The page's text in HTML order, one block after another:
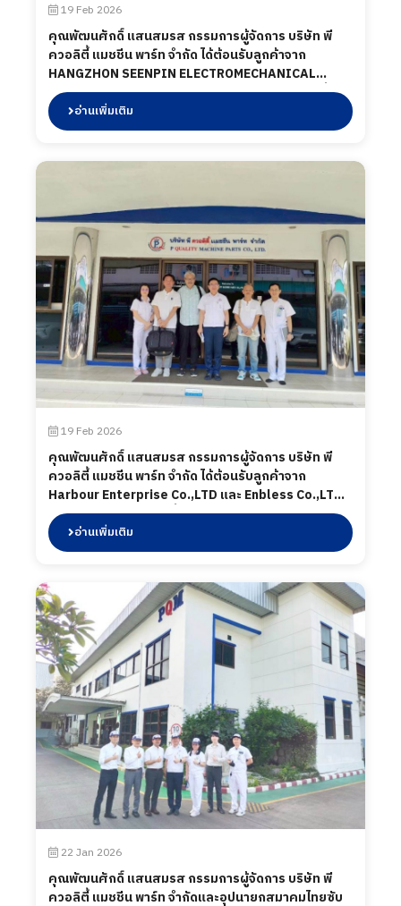
19 Feb 2026
คุณพัฒนศักดิ์ แสนสมรส กรรมการผู้จัดการ บริษัท พี
ควอลิตี้ แมชชีน พาร์ท จำกัด ได้ต้อนรับลูกค้าจาก
HANGZHON SEENPIN ELECTROMECHANICAL
TRANSMISSION Co.,LTD โดยทางบริษัท พี ควอลิตี้
แมชชีน พาร์ท จำกัด ได้นำเสนอผลิตภัณฑ์ต่าง ๆ รวมถึง
การเข้าเยี่ยมชมกระบวนการผลิตในส่วนของโรงงาน และ
อ่านเพิ่มเติม
19 Feb 2026
คุณพัฒนศักดิ์ แสนสมรส กรรมการผู้จัดการ บริษัท พี
ควอลิตี้ แมชชีน พาร์ท จำกัด ได้ต้อนรับลูกค้าจาก
Harbour Enterprise Co.,LTD และ Enbless Co.,LTD
โดยทางบริษัท พี ควอลิตี้ แมชชีน พาร์ท จำกัด ได้นำเสนอ
ผลิตภัณฑ์ต่าง ๆ รวมถึงการเข้าเยี่ยมชมกระบวนการผลิต
ในส่วนของโรงงาน และห้องปฏิบัติการทดสอบ เมื่อวันที่
อ่านเพิ่มเติม
22 Jan 2026
คุณพัฒนศักดิ์ แสนสมรส กรรมการผู้จัดการ บริษัท พี
ควอลิตี้ แมชชีน พาร์ท จำกัดและอุปนายกสมาคมไทยซับ